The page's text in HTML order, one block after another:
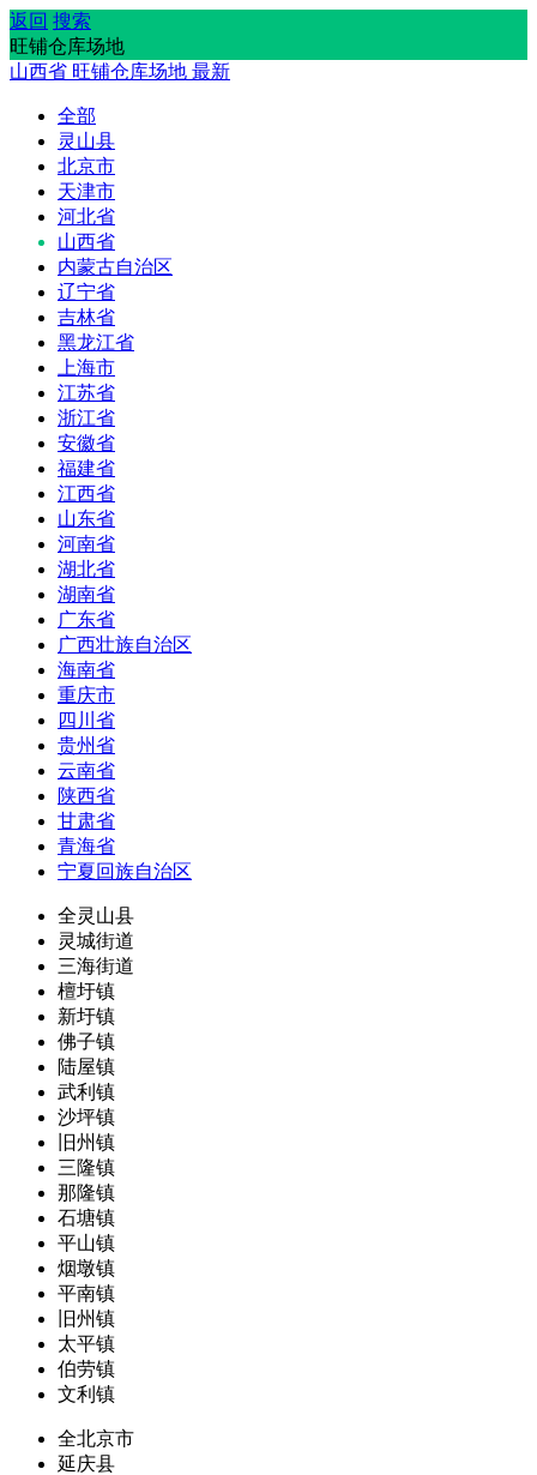
返回 搜索
旺铺仓库场地
山西省 旺铺仓库场地 最新
全部
灵山县
北京市
天津市
河北省
山西省
内蒙古自治区
辽宁省
吉林省
黑龙江省
上海市
江苏省
浙江省
安徽省
福建省
江西省
山东省
河南省
湖北省
湖南省
广东省
广西壮族自治区
海南省
重庆市
四川省
贵州省
云南省
陕西省
甘肃省
青海省
宁夏回族自治区
全灵山县
灵城街道
三海街道
檀圩镇
新圩镇
佛子镇
陆屋镇
武利镇
沙坪镇
旧州镇
三隆镇
那隆镇
石塘镇
平山镇
烟墩镇
平南镇
旧州镇
太平镇
伯劳镇
文利镇
全北京市
延庆县